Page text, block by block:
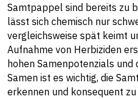
Samtpappel sind bereits zu
lässt sich chemisch nur
vergleichsweise spät keimt
Aufnahme von Herbiziden
hohen Samenpotenzials
Samen ist es wichtig, die
erkennen und konsequent